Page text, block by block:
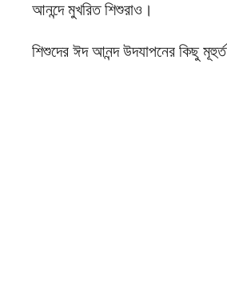
আনন্দে মুখরিত শিশুরাও।
শিশুদের ঈদ আনন্দ উদযাপনের কিছু